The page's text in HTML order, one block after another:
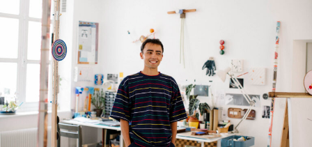
MAGAZINE
ESPACES DE PRATIQUE ARTISTIQUE ↓
Recherche
Connexion